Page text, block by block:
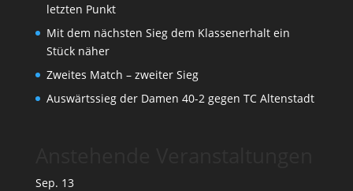
letzten Punkt
Mit dem nächsten Sieg dem Klassenerhalt ein
Stück näher
Zweites Match – zweiter Sieg
Auswärtssieg der Damen 40-2 gegen TC Altenstadt
Sep. 13